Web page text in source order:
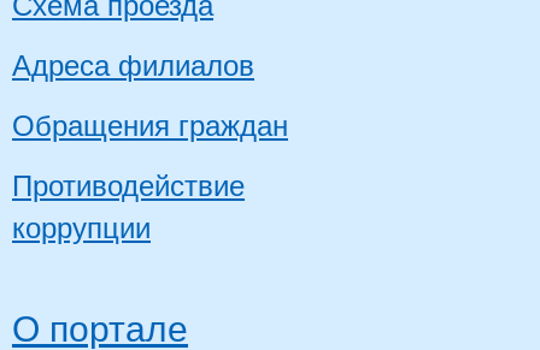
Адреса филиалов
Обращения граждан
Противодействие
коррупции
О портале